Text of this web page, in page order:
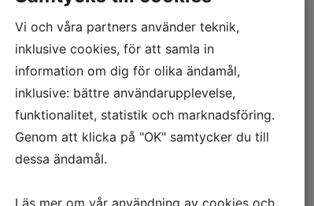
Vi och våra partners använder teknik,
inklusive cookies, för att samla in
information om dig för olika ändamål,
inklusive: bättre användarupplevelse,
funktionalitet, statistik och marknadsföring.
Genom att klicka på "OK" samtycker du till
dessa ändamål.
Läs mer om vår användning av cookies och